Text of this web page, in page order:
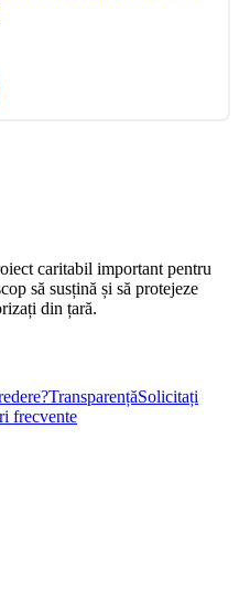
caritabil important pentru
să susțină și să protejeze
din țară.
TransparențăSolicitați
frecvente